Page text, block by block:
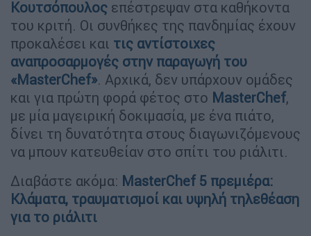
Κουτσόπουλος επέστρεψαν στα καθήκοντα
του κριτή. Οι συνθήκες της πανδημίας έχουν
προκαλέσει και τις αντίστοιχες
αναπροσαρμογές στην παραγωγή του
«MasterChef». Αρχικά, δεν υπάρχουν ομάδες
και για πρώτη φορά φέτος στο MasterChef,
με μία μαγειρική δοκιμασία, με ένα πιάτο,
δίνει τη δυνατότητα στους διαγωνιζόμενους
να μπουν κατευθείαν στο σπίτι του ριάλιτι.
Διαβάστε ακόμα: MasterChef 5 πρεμιέρα:
Κλάματα, τραυματισμοί και υψηλή τηλεθέαση
για το ριάλιτι